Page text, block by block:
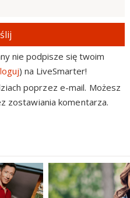
nie podpisze się twoim
) na LiveSmarter!
poprzez e-mail. Możesz
zostawiania komentarza.